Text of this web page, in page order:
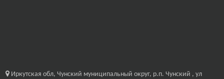
Иркутская обл, Чунский муниципальный округ, р.п. Чунский , ул